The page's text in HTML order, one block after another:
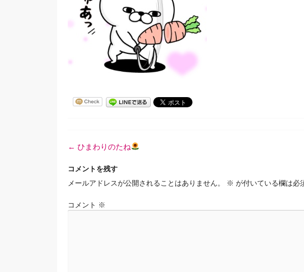
投
ナ
ビ
ー
シ
← ひまわりのたね
コメントを残す
メールアドレスが公開されることはありません。
※ が付いている欄は必
コメント ※